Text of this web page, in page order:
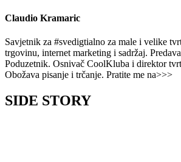
Claudio Kramaric
Savjetnik za #svedigtialno za male i velike
trgovinu, internet marketing i sadržaj.
Poduzetnik. Osnivač CoolKluba i direktor
Obožava pisanje i trčanje. Pratite me na>>>
SIDE STORY